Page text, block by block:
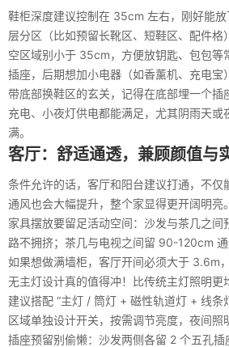
鞋柜深度建议控制在 35cm 左右，刚好能
层分区（比如预留长靴区、短鞋区、配件格
空区域别小于 35cm，方便放钥匙、包包
插座，后期想加小电器（如香薰机、充电宝
带底部换鞋区的玄关，记得在底部埋一个插
充电、小夜灯供电都能满足，尤其阴雨天或
满。
客厅：舒适通透，兼顾颜值与
条件允许的话，客厅和阳台建议打通，不仅
通风也会大幅提升，整个家显得更开阔明亮。
家具摆放要留足活动空间：沙发与茶几之
路不拥挤；茶几与电视之间留 90-120cm 通
如果想做满墙柜，客厅开间必须大于 3.6m
无主灯设计真的值得冲！比传统主灯照明更
建议搭配 “主灯 / 筒灯 + 磁性轨道灯 + 线条
区域单独设计开关，按需调节亮度，夜间照
插座预留别偷懒：沙发两侧各留 2 个五孔